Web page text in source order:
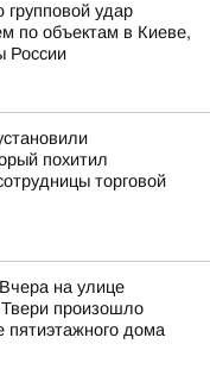
удар
по объектам в Киеве,
России
похитил
торговой
на улице
произошло
пятиэтажного дома